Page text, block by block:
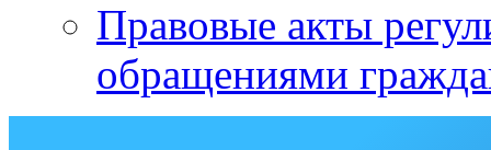
Правовые акты
обращениями